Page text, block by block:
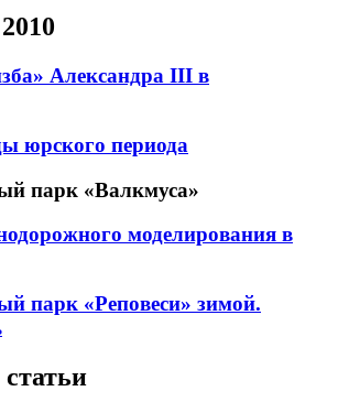
Александра III в
юрского периода
парк «Валкмуса»
моделирования в
парк «Реповеси» зимой.